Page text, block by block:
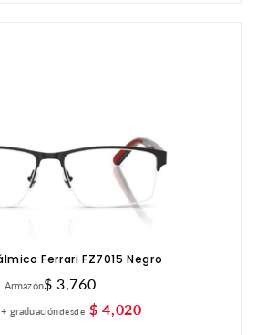
Ferrari FZ7015 Negro
ArmazónPrecio
habitual
$ 3,760
graduacióndesde $ 4,020